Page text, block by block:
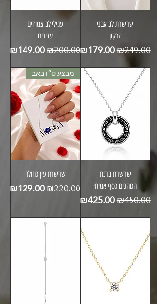
שרשרת לב אבני
זרקון
מחיר רגיל
₪249.00מחיר מבצע
₪179.00
עגילי לב צמודים
עדינים
מחיר רגיל
₪200.00מחיר מבצע
₪149.00
שרשרת ברכת
הכוהנים כסף אמיתי
מחיר רגיל
₪450.00מחיר מבצע
₪425.00
מבצע ט״ו באב
שרשרת עין כחולה
מחיר רגיל
₪220.00מחיר מבצע
₪129.00